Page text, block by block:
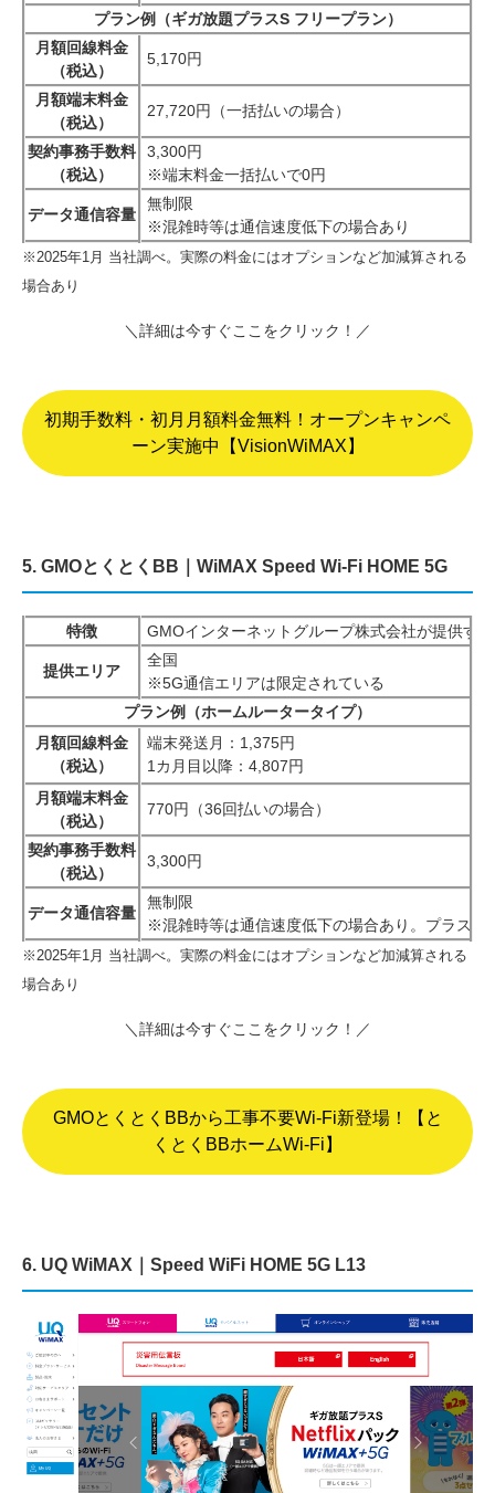
プラン例（ギガ放題プラスS フリープラン）
月額回線料金
（税込）
5,170円
月額端末料金
（税込）
27,720円（一括払いの場合）
契約事務手数料
（税込）
3,300円
※端末料金一括払いで0円
データ通信容量
無制限
※混雑時等は通信速度低下の場合あり
※2025年1月 当社調べ。実際の料金にはオプションなど加減算される
場合あり
＼詳細は今すぐここをクリック！／
初期手数料・初月月額料金無料！オープンキャンペ
ーン実施中【VisionWiMAX】
5. GMOとくとくBB｜WiMAX Speed Wi-Fi HOME 5G
特徴 GMOインターネットグループ株式会社が提供す
提供エリア
全国
※5G通信エリアは限定されている
プラン例（ホームルータータイプ）
月額回線料金
（税込）
端末発送月：1,375円
1カ月目以降：4,807円
月額端末料金
（税込）
770円（36回払いの場合）
契約事務手数料
（税込）
3,300円
データ通信容量
無制限
※混雑時等は通信速度低下の場合あり。プラスエ
※2025年1月 当社調べ。実際の料金にはオプションなど加減算される
場合あり
＼詳細は今すぐここをクリック！／
GMOとくとくBBから工事不要Wi-Fi新登場！【と
くとくBBホームWi-Fi】
6. UQ WiMAX｜Speed WiFi HOME 5G L13